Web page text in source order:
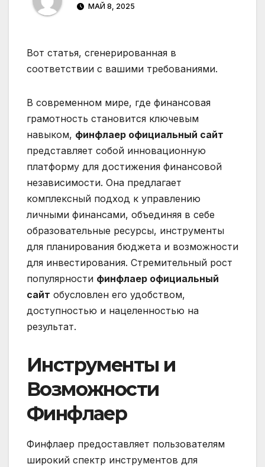
МАЙ 8, 2025
Вот статья, сгенерированная в
соответствии с вашими требованиями.
В современном мире, где финансовая
грамотность становится ключевым
навыком, финфлаер официальный сайт
представляет собой инновационную
платформу для достижения финансовой
независимости. Она предлагает
комплексный подход к управлению
личными финансами, объединяя в себе
образовательные ресурсы, инструменты
для планирования бюджета и возможности
для инвестирования. Стремительный рост
популярности финфлаер официальный
сайт обусловлен его удобством,
доступностью и нацеленностью на
результат.
Инструменты и
Возможности
Финфлаер
Финфлаер предоставляет пользователям
широкий спектр инструментов для